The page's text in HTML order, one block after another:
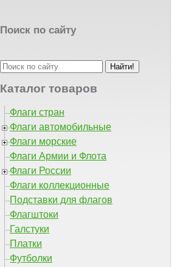
Поиск по сайту
Каталог товаров
Флаги стран
Флаги автомобильные
Флаги морские
Флаги Армии и Флота
Флаги России
Флаги коллекционные
Подставки для флагов
Флагштоки
Галстуки
Платки
Футболки